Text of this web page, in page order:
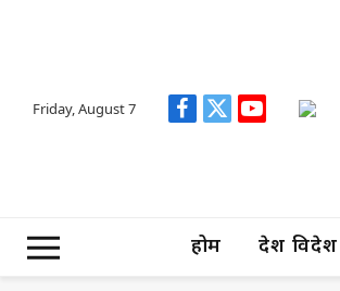
Friday, August 7 Facebook
X
YouTube
होम देश विदेश